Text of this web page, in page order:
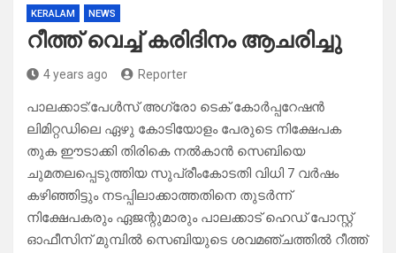
KERALAM NEWS
റീത്ത് വെച്ച് കരിദിനം ആചരിച്ചു
4 years ago Reporter
പാലക്കാട്:പേൾസ് അഗ്രോ ടെക് കോർപ്പറേഷൻ
ലിമിറ്റഡിലെ ഏഴു കോടിയോളം പേരുടെ നിക്ഷേപക
തുക ഈടാക്കി തിരികെ നൽകാൻ സെബിയെ
ചുമതലപ്പെടുത്തിയ സുപ്രീംകോടതി വിധി 7 വർഷം
കഴിഞ്ഞിട്ടും നടപ്പിലാക്കാത്തതിനെ തുടർന്ന്
നിക്ഷേപകരും ഏജന്റുമാരും പാലക്കാട് ഹെഡ് പോസ്റ്റ്
ഓഫീസിന് മുമ്പിൽ സെബിയുടെ ശവമഞ്ചത്തിൽ റീത്ത്